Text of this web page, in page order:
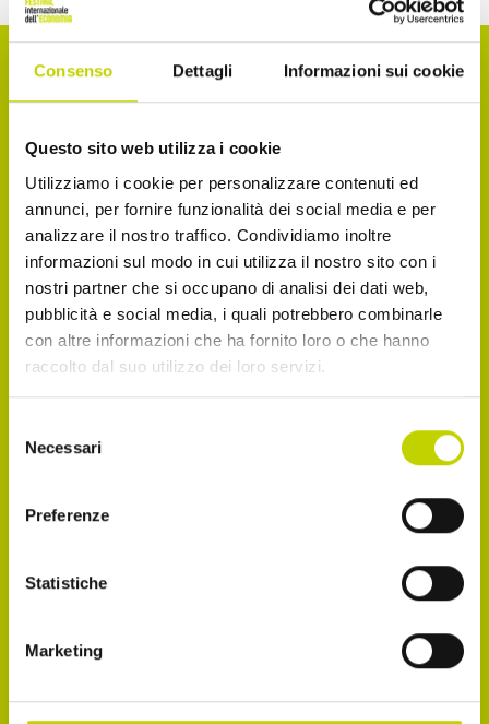
Consenso Dettagli Informazioni sui cookie
Questo sito web utilizza i cookie
Utilizziamo i cookie per personalizzare contenuti ed
annunci, per fornire funzionalità dei social media e per
analizzare il nostro traffico. Condividiamo inoltre
informazioni sul modo in cui utilizza il nostro sito con i
nostri partner che si occupano di analisi dei dati web,
pubblicità e social media, i quali potrebbero combinarle
con altre informazioni che ha fornito loro o che hanno
raccolto dal suo utilizzo dei loro servizi.
delNecessari
Preferenze
Statistiche
Marketing
Iscriviti alla Newsletter del Festival Internazionale
dell’Economia per essere sempre informato sulle
novità e gli appuntamenti in agenda!
Email
Dichiaro di avere più di 14 anni
Accetto di ricevere comunicazioni, come
indicato nel punto 2.b dell'informativa ex art. 13
Reg. UE 2016/679
ISCRIVITI